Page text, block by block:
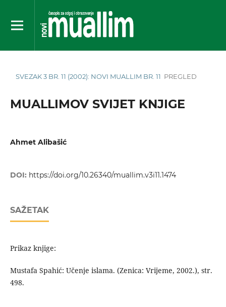
SVEZAK 3 BR. 11 (2002): NOVI MUALLIM BR. 11 PREGLED
MUALLIMOV SVIJET KNJIGE
Ahmet Alibašić
DOI: https://doi.org/10.26340/muallim.v3i11.1474
SAŽETAK
Prikaz knjige:
Mustafa Spahić: Učenje islama. (Zenica: Vrijeme, 2002.), str.
498.